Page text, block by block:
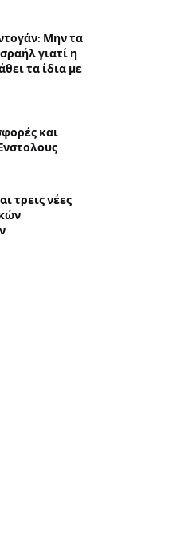
Μην τα
γιατί η
τα ίδια με
και
τρεις νέες